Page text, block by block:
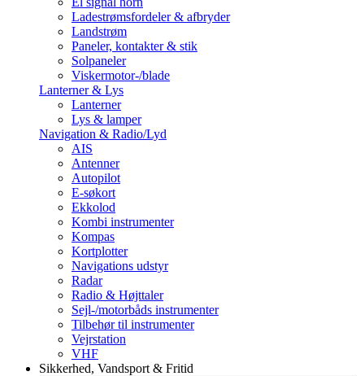
Ladestrømsfordeler & afbryder
Landstrøm
Paneler, kontakter & stik
Solpaneler
Viskermotor-/blade
Lanterner & Lys
Lanterner
Lys & lamper
Navigation & Radio/Lyd
AIS
Antenner
Autopilot
E-søkort
Ekkolod
Kombi instrumenter
Kompas
Kortplotter
Navigations udstyr
Radar
Radio & Højttaler
Sejl-/motorbåds instrumenter
Tilbehør til instrumenter
Vejrstation
VHF
Sikkerhed, Vandsport & Fritid